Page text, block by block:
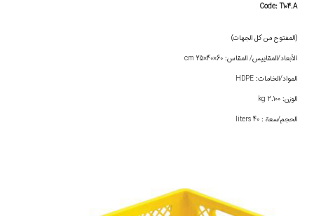
Code: T104.A
(المفتوح من كل الجهات)
الأبعاد/المقاييس/ المقاس: 60×40×25 cm
المواد/الخامات: HDPE
الوزن: 2.100 kg
الحجم/سعة : 40 liters